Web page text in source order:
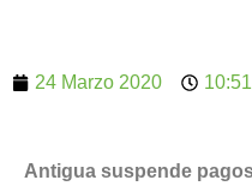
24 Marzo 2020 10:51
Antigua suspende